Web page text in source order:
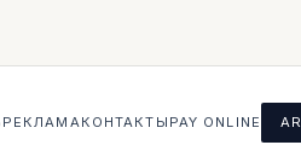
РЕКЛАМА КОНТАКТЫ PAY ONLINE